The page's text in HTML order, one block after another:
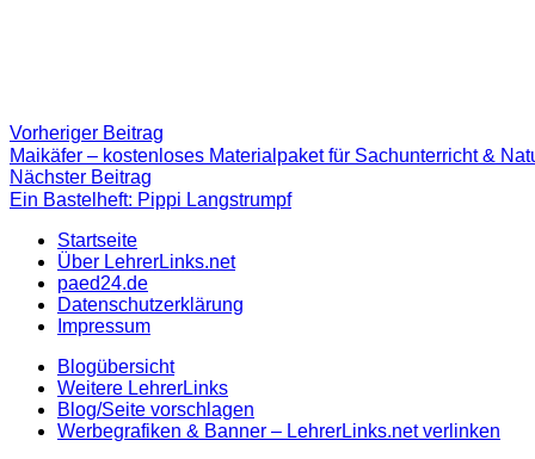
Beitragsnavigation
Vorheriger Beitrag
Beitrag:
Maikäfer – kostenloses Materialpaket für Sachunterricht &
Nächster Beitrag
Beitrag
Ein Bastelheft: Pippi Langstrumpf
Startseite
Über LehrerLinks.net
paed24.de
Datenschutzerklärung
Impressum
Blogübersicht
Weitere LehrerLinks
Blog/Seite vorschlagen
Werbegrafiken & Banner – LehrerLinks.net verlinken